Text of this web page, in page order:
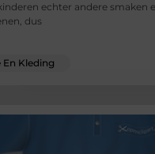
echter andere smaken
dus
En Kleding